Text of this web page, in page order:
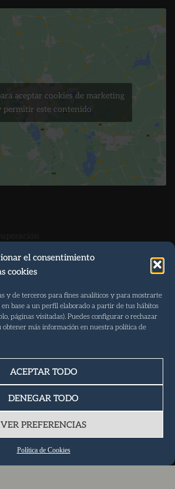
el consentimiento
cookies
y de terceros para fines analíticos y para mostrarte
base a un perfil elaborado a partir de tus hábitos
páginas visitadas). Puedes configurar o rechazar
obtener más información en nuestra política de
ACEPTAR TODO
DENEGAR TODO
VER PREFERENCIAS
Política de Cookies
aceptar cookies de marketing
permitir este contenido
07:00 – 22:00
22:00
S/N – Junto a Lidl